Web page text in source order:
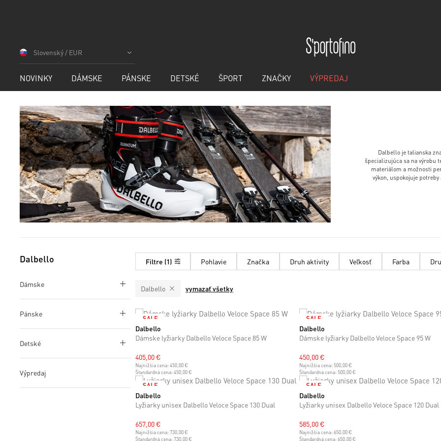
Content
Slovenský / EUR
NOVINKY DÁMSKE PÁNSKE DETSKÉ ŠPORT ZNAČKY VÝPREDAJ
Dalbello je talianska
špecializujúca sa na výrobu
materiálom a možnosti
výkon, uspokojuje
Dalbello
Dámske
Pánske
Detské
Výpredaj
Filtre 1 Pohlavie Značka Druh aktivity Veľkosť Farba
Dalbello vymazať všetky
SALE
23 cm23.5 cm
Dalbello
Dámske lyžiarky Dalbello Veloce Space 85 W
405,00 €
Najnižšia cena: 450,00 €
Štandardná cena: 450,00 €
SALE
23 cm23.5 cm
Dalbello
Dámske lyžiarky Dalbello Veloce Space 95 W
450,00 €
Najnižšia cena: 500,00 €
Štandardná cena: 500,00 €
SALE
26 cm26.5 cm
Dalbello
Lyžiarky unisex Dalbello Veloce Space 130 Dual
657,00 €
Najnižšia cena: 730,00 €
Štandardná cena: 730,00 €
SALE
25 cm25.5 cm
Dalbello
Lyžiarky unisex Dalbello Veloce Space 120 Dual
585,00 €
Najnižšia cena: 650,00 €
Štandardná cena: 650,00 €